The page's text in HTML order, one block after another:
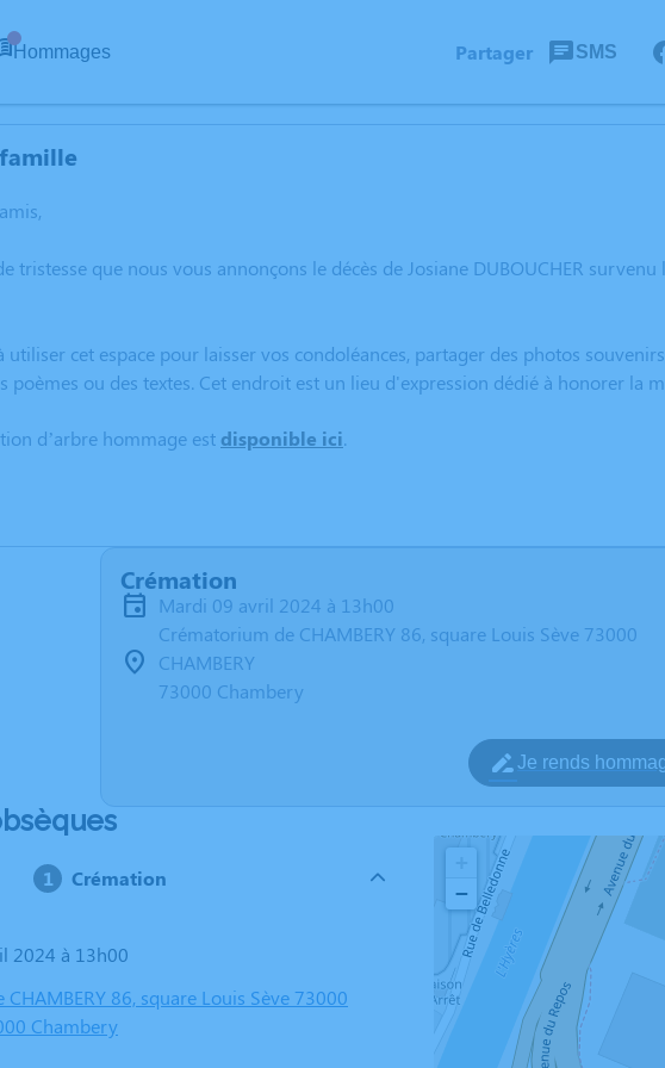
Hommages Partager SMS
tristesse que nous vous annonçons le décès de Josiane DUBOUCHER
utiliser cet espace pour laisser vos condoléances, partager des photos
poèmes ou des textes. Cet endroit est un lieu d'expression dédié à honorer la
d’arbre hommage est disponible ici.
Crémation
mardi 09 avril 2024 à 13h00
Crématorium de CHAMBERY 86, square Louis Sève 73000
CHAMBERY
73000 Chambery
Je rends
Crémation
2024 à 13h00
CHAMBERY 86, square Louis Sève 73000
Chambery
−